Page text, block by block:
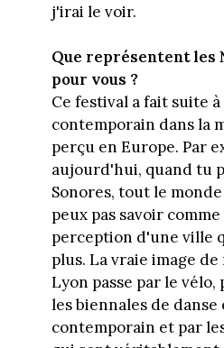
j'irai le voir.
Que représentent les
pour vous ?
Ce festival a fait suite
contemporain dans la
perçu en Europe. Par
aujourd'hui, quand tu
Sonores, tout le
peux pas savoir
perception d'une ville
plus. La vraie image
Lyon passe par le vélo,
les biennales de
contemporain et par